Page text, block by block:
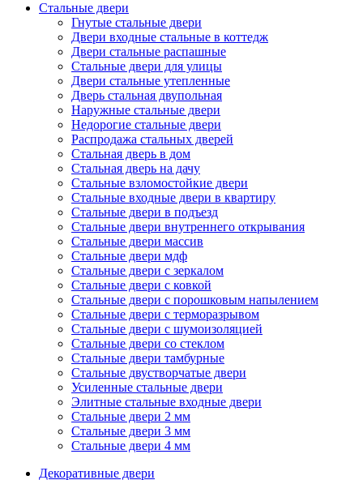
Стальные двери
Гнутые стальные двери
Двери входные стальные в коттедж
Двери стальные распашные
Стальные двери для улицы
Двери стальные утепленные
Дверь стальная двупольная
Наружные стальные двери
Недорогие стальные двери
Распродажа стальных дверей
Стальная дверь в дом
Стальная дверь на дачу
Стальные взломостойкие двери
Стальные входные двери в квартиру
Стальные двери в подъезд
Стальные двери внутреннего открывания
Стальные двери массив
Стальные двери мдф
Стальные двери с зеркалом
Стальные двери с ковкой
Стальные двери с порошковым напылением
Стальные двери с терморазрывом
Стальные двери с шумоизоляцией
Стальные двери со стеклом
Стальные двери тамбурные
Стальные двустворчатые двери
Усиленные стальные двери
Элитные стальные входные двери
Стальные двери 2 мм
Стальные двери 3 мм
Стальные двери 4 мм
Декоративные двери